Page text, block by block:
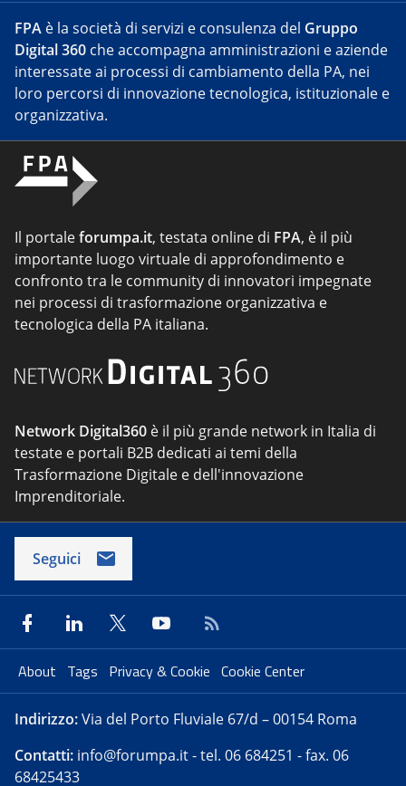
FPA è la società di servizi e consulenza del Gruppo
Digital 360 che accompagna amministrazioni e aziende
interessate ai processi di cambiamento della PA, nei
loro percorsi di innovazione tecnologica, istituzionale e
organizzativa.
Il portaleforumpa.it, testata online di FPA, è il più
importante luogo virtuale di approfondimento e
confronto tra le community di innovatori impegnate
nei processi di trasformazione organizzativa e
tecnologica della PA italiana.
Network Digital360 è il più grande network in Italia di
testate e portali B2B dedicati ai temi della
Trasformazione Digitale e dell'innovazione
Imprenditoriale.
Seguici
About Tags Privacy & Cookie Cookie Center
Indirizzo:Via del Porto Fluviale 67/d – 00154 Roma
Contatti: info@forumpa.it- tel. 06 684251 - fax. 06
68425433